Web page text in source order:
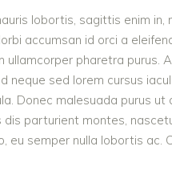
lobortis, sagittis enim
accumsan id orci a
ullamcorper pharetra purus.
neque sed lorem cursus
Donec malesuada purus
parturient montes,
eu semper nulla lobortis ac.